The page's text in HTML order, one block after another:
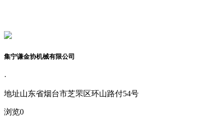
集宁谦金协机械有限公司
·
地址山东省烟台市芝罘区环山路付54号
浏览0